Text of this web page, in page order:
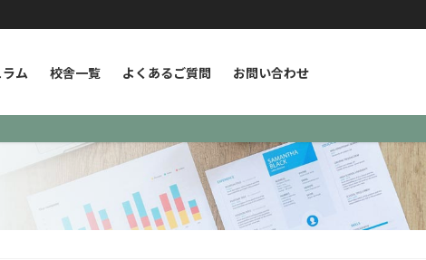
ム 校舎一覧 よくあるご質問 お問い合わせ